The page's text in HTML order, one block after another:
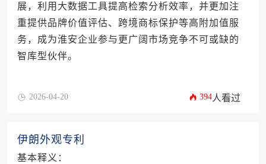
展，利用大数据工具提高检索分析效率，并更加注
重提供品牌价值评估、跨境商标保护等高附加值服
务，成为淮安企业参与更广阔市场竞争不可或缺的
智库型伙伴。
2026-04-20 394人看过
伊朗外观专利
基本释义：